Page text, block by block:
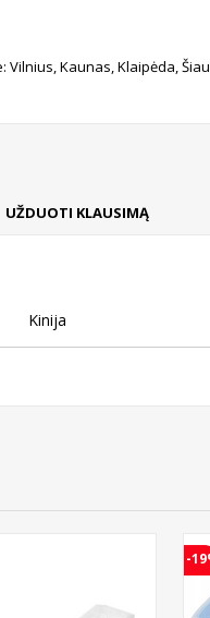
Kaunas, Klaipėda,
UŽDUOTI KLAUSIMĄ
Kinija
-